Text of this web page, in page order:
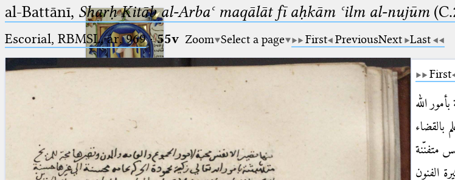
Ptolemaeus
Arabus et Latinus
🔎︎
al-Battānī, Sharḥ Kitāb al-Arbaʿ maqālāt fī aḥkām ʿilm al-nujūm
Escorial, RBMSL, ár. 969·55v Zoom Select a page First PreviousNext Last
First
الله
بالقضاء
متفنّنة
الفنون